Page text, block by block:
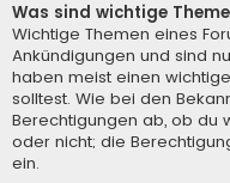
Was sind wichtige
Wichtige Themen eines
Ankündigungen und sind
haben meist einen
solltest. Wie bei den
Berechtigungen ab, ob du
oder nicht; die
ein.